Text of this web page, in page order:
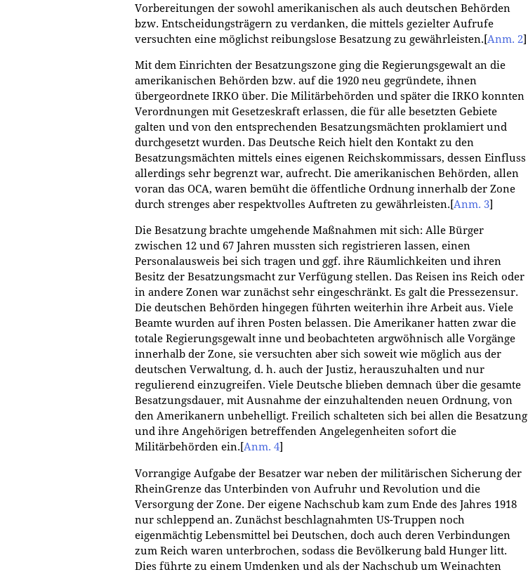
Vorbereitungen der sowohl amerikanischen als auch deutschen Behörden
bzw. Entscheidungsträgern zu verdanken, die mittels gezielter Aufrufe
versuchten eine möglichst reibungslose Besatzung zu gewährleisten. [Anm. 2]
Mit dem Einrichten der Besatzungszone ging die Regierungsgewalt an die
amerikanischen Behörden bzw. auf die 1920 neu gegründete, ihnen
übergeordnete IRKO über. Die Militärbehörden und später die IRKO konnten
Verordnungen mit Gesetzeskraft erlassen, die für alle besetzten Gebiete
galten und von den entsprechenden Besatzungsmächten proklamiert und
durchgesetzt wurden. Das Deutsche Reich hielt den Kontakt zu den
Besatzungsmächten mittels eines eigenen Reichskommissars, dessen Einfluss
allerdings sehr begrenzt war, aufrecht. Die amerikanischen Behörden, allen
voran das OCA, waren bemüht die öffentliche Ordnung innerhalb der Zone
durch strenges aber respektvolles Auftreten zu gewährleisten. [Anm. 3]
Die Besatzung brachte umgehende Maßnahmen mit sich: Alle Bürger
zwischen 12 und 67 Jahren mussten sich registrieren lassen, einen
Personalausweis bei sich tragen und ggf. ihre Räumlichkeiten und ihren
Besitz der Besatzungsmacht zur Verfügung stellen. Das Reisen ins Reich oder
in andere Zonen war zunächst sehr eingeschränkt. Es galt die Pressezensur.
Die deutschen Behörden hingegen führten weiterhin ihre Arbeit aus. Viele
Beamte wurden auf ihren Posten belassen. Die Amerikaner hatten zwar die
totale Regierungsgewalt inne und beobachteten argwöhnisch alle Vorgänge
innerhalb der Zone, sie versuchten aber sich soweit wie möglich aus der
deutschen Verwaltung, d. h. auch der Justiz, herauszuhalten und nur
regulierend einzugreifen. Viele Deutsche blieben demnach über die gesamte
Besatzungsdauer, mit Ausnahme der einzuhaltenden neuen Ordnung, von
den Amerikanern unbehelligt. Freilich schalteten sich bei allen die Besatzung
und ihre Angehörigen betreffenden Angelegenheiten sofort die
Militärbehörden ein. Anm. 4]
Vorrangige Aufgabe der Besatzer war neben der militärischen Sicherung der
RheinGrenze das Unterbinden von Aufruhr und Revolution und die
Versorgung der Zone. Der eigene Nachschub kam zum Ende des Jahres 1918
nur schleppend an. Zunächst beschlagnahmten US-Truppen noch
eigenmächtig Lebensmittel bei Deutschen, doch auch deren Verbindungen
zum Reich waren unterbrochen, sodass die Bevölkerung bald Hunger litt.
Dies führte zu einem Umdenken und als der Nachschub um Weinachten